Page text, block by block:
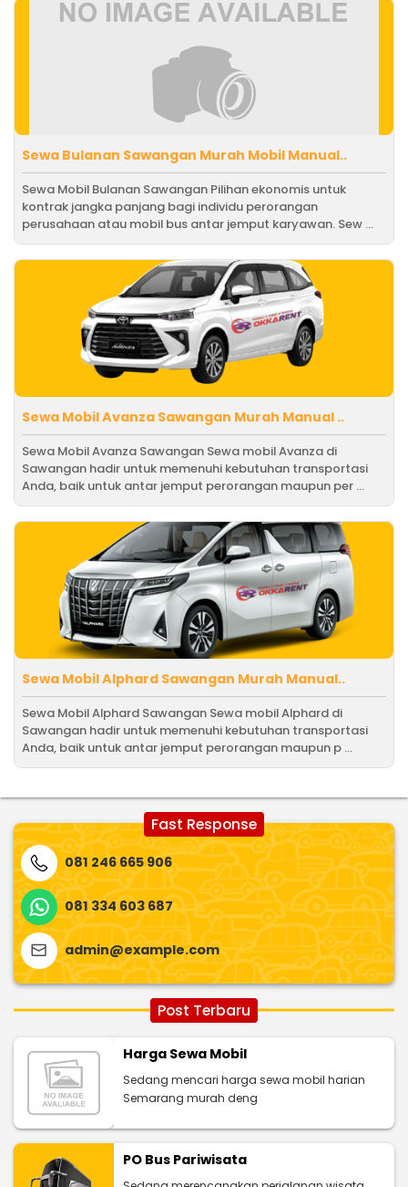
Sewa Bulanan Sawangan Murah Mobil Manual..
Sewa Mobil Bulanan Sawangan Pilihan ekonomis untuk
kontrak jangka panjang bagi individu perorangan
perusahaan atau mobil bus antar jemput karyawan. Sew ...
Sewa Mobil Avanza Sawangan Murah Manual ..
Sewa Mobil Avanza Sawangan Sewa mobil Avanza di
Sawangan hadir untuk memenuhi kebutuhan transportasi
Anda, baik untuk antar jemput perorangan maupun per ...
Sewa Mobil Alphard Sawangan Murah Manual..
Sewa Mobil Alphard Sawangan Sewa mobil Alphard di
Sawangan hadir untuk memenuhi kebutuhan transportasi
Anda, baik untuk antar jemput perorangan maupun p ...
Fast Response
081 246 665 906
081 334 603 687
admin@example.com
Post Terbaru
Harga Sewa Mobil
Sedang mencari harga sewa mobil harian
Semarang murah deng
PO Bus Pariwisata